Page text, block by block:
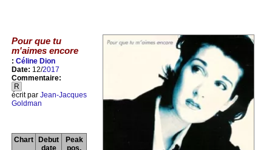
Pour que tu
m'aimes encore
: Céline Dion
Date: 12/2017
Commentaire:
R
écrit par Jean-Jacques
Goldman
Chart
Debut
Peak